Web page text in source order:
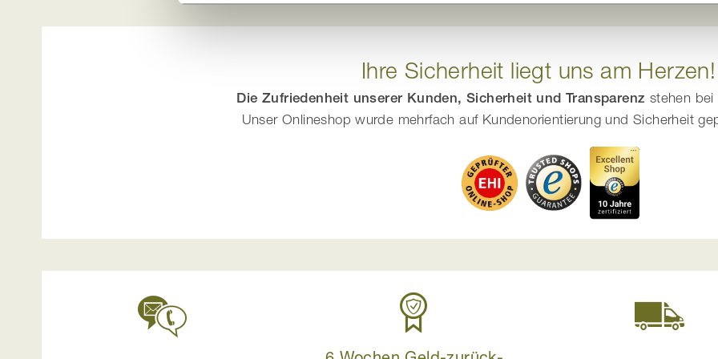
Ihre Sicherheit liegt uns am Herzen!
Die Zufriedenheit unserer Kunden, Sicherheit und Transparenz stehen bei
Unser Onlineshop wurde mehrfach auf Kundenorientierung und Sicherheit